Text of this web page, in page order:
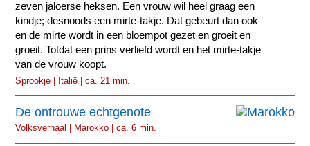
zeven jaloerse heksen. Een vrouw wil heel graag een
kindje; desnoods een mirte-takje. Dat gebeurt dan ook
en de mirte wordt in een bloempot gezet en groeit en
groeit. Totdat een prins verliefd wordt en het mirte-takje
van de vrouw koopt.
Sprookje | Italië | ca. 21 min.
De ontrouwe echtgenote
Volksverhaal | Marokko | ca. 6 min.